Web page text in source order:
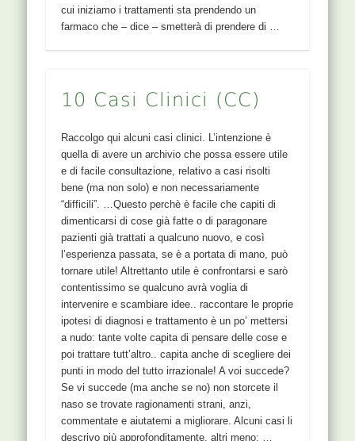
cui iniziamo i trattamenti sta prendendo un
farmaco che – dice – smetterà di prendere di …
10 Casi Clinici (CC)
Raccolgo qui alcuni casi clinici. L’intenzione è
quella di avere un archivio che possa essere utile
e di facile consultazione, relativo a casi risolti
bene (ma non solo) e non necessariamente
“difficili”. …Questo perchè è facile che capiti di
dimenticarsi di cose già fatte o di paragonare
pazienti già trattati a qualcuno nuovo, e così
l’esperienza passata, se è a portata di mano, può
tornare utile! Altrettanto utile è confrontarsi e sarò
contentissimo se qualcuno avrà voglia di
intervenire e scambiare idee.. raccontare le proprie
ipotesi di diagnosi e trattamento è un po’ mettersi
a nudo: tante volte capita di pensare delle cose e
poi trattare tutt’altro.. capita anche di scegliere dei
punti in modo del tutto irrazionale! A voi succede?
Se vi succede (ma anche se no) non storcete il
naso se trovate ragionamenti strani, anzi,
commentate e aiutatemi a migliorare. Alcuni casi li
descrivo più approfonditamente, altri meno: …